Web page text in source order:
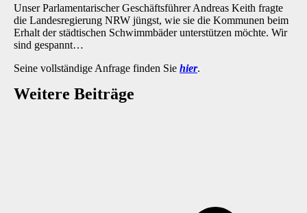
Unser Parlamentarischer Geschäftsführer Andreas Keith fragte
die Landesregierung NRW jüngst, wie sie die Kommunen beim
Erhalt der städtischen Schwimmbäder unterstützen möchte. Wir
sind gespannt…
Seine vollständige Anfrage finden Sie hier.
Weitere Beiträge